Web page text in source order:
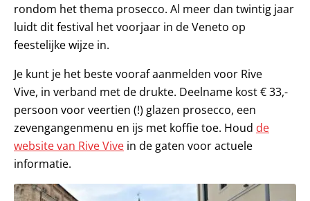
rondom het thema prosecco. Al meer dan twintig jaar
luidt dit festival het voorjaar in de Veneto op
feestelijke wijze in.
Je kunt je het beste vooraf aanmelden voor Rive
Vive, in verband met de drukte. Deelname kost € 33,-
persoon voor veertien (!) glazen prosecco, een
zevengangenmenu en ijs met koffie toe. Houd de
website van Rive Vive in de gaten voor actuele
informatie.